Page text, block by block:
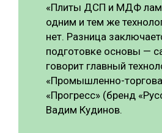
«Плиты ДСП и МДФ
одним и тем же
нет. Разница
подготовке основы —
говорит главный
«Промышленно-
«Прогресс» (бренд
Вадим Кудинов.